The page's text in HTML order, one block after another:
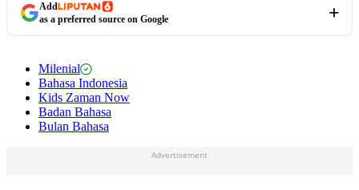
Add
as a preferred source on Google
Milenial
Bahasa Indonesia
Kids Zaman Now
Badan Bahasa
Bulan Bahasa
Advertisement